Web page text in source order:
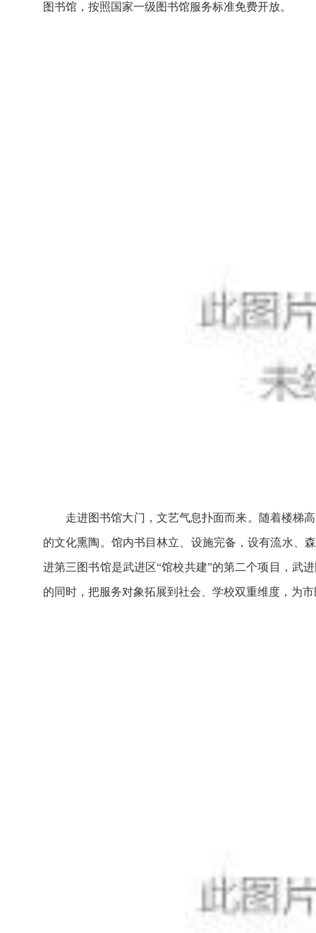
图书馆，按照国家一级图书馆服务标准免费开放。
走进图书馆大门，文艺气息扑面而来。随着楼梯
的文化熏陶。馆内书目林立、设施完备，设有流水、
进第三图书馆是武进区“馆校共建”的第二个项目，武
的同时，把服务对象拓展到社会、学校双重维度，为